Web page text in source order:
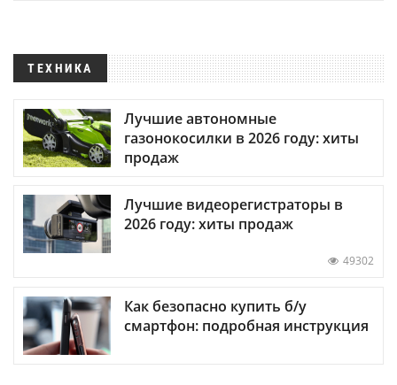
ТЕХНИКА
Лучшие автономные
газонокосилки в 2026 году: хиты
продаж
Лучшие видеорегистраторы в
2026 году: хиты продаж
49302
Как безопасно купить б/у
смартфон: подробная инструкция